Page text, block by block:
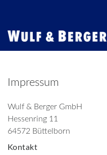
GmbH
Impressum
Wulf & Berger GmbH
Hessenring 11
64572 Büttelborn
Kontakt